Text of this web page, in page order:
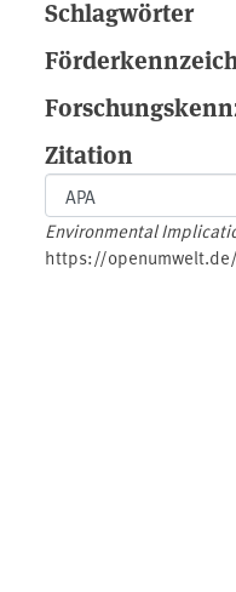
Schlagwörter
Zitation
Environmental
https://